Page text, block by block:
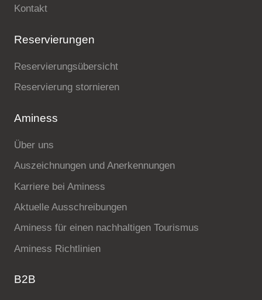
Kontakt
Reservierungen
Reservierungsübersicht
Reservierung stornieren
Aminess
Über uns
Auszeichnungen und Anerkennungen
Karriere bei Aminess
Aktuelle Ausschreibungen
Aminess für einen nachhaltigen Tourismus
Aminess Richtlinien
B2B